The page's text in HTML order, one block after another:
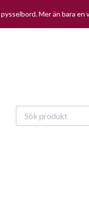
Mer än bara en